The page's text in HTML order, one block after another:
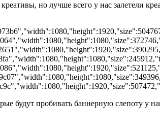
но лучше всего у нас залетели
будут пробивать баннерную слепоту